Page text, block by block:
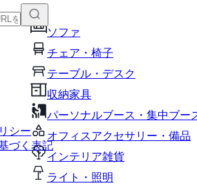
ソファ
チェア・椅子
テーブル・デスク
収納家具
パーソナルブース・集中ブー
オフィスアクセサリー・備品
インテリア雑貨
ライト・照明
加
を貼り付けて、カートに追加できます
シー
づく表記